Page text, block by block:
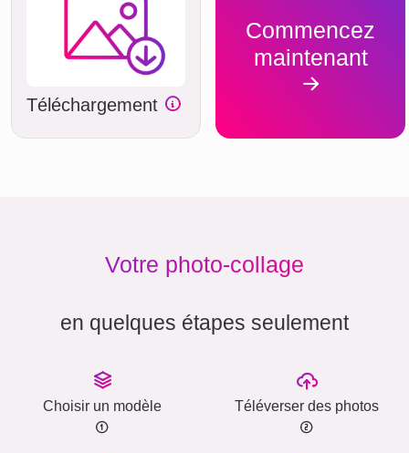
Téléchargement
Commencez
maintenant
Votre photo-collage
en quelques étapes seulement
Choisir un modèle Téléverser des photos